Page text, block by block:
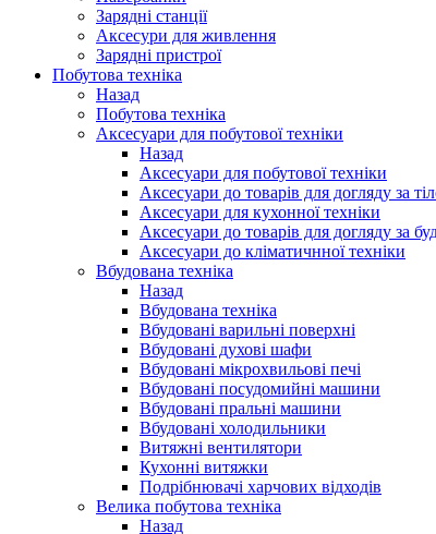
Зарядні станції
Аксесури для живлення
Зарядні пристрої
Побутова техніка
Назад
Побутова техніка
Аксесуари для побутової техніки
Назад
Аксесуари для побутової техніки
Аксесуари до товарів для догляду за
Аксесуари для кухонної техніки
Аксесуари до товарів для догляду за
Аксесуари до кліматичнної техніки
Вбудована техніка
Назад
Вбудована техніка
Вбудовані варильні поверхні
Вбудовані духові шафи
Вбудовані мікрохвильові печі
Вбудовані посудомийні машини
Вбудовані пральні машини
Вбудовані холодильники
Витяжні вентилятори
Кухонні витяжки
Подрібнювачі харчових відходів
Велика побутова техніка
Назад